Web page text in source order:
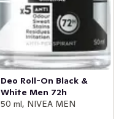
Deo Roll-On Black &
White Men 72h
50 ml, NIVEA MEN